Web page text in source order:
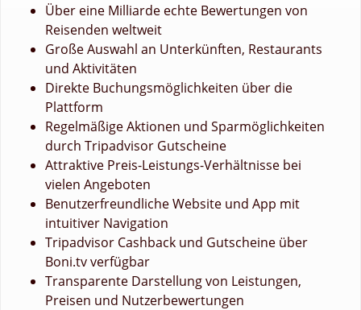
Über eine Milliarde echte Bewertungen von
Reisenden weltweit
Große Auswahl an Unterkünften, Restaurants
und Aktivitäten
Direkte Buchungsmöglichkeiten über die
Plattform
Regelmäßige Aktionen und Sparmöglichkeiten
durch Tripadvisor Gutscheine
Attraktive Preis-Leistungs-Verhältnisse bei
vielen Angeboten
Benutzerfreundliche Website und App mit
intuitiver Navigation
Tripadvisor Cashback und Gutscheine über
Boni.tv verfügbar
Transparente Darstellung von Leistungen,
Preisen und Nutzerbewertungen